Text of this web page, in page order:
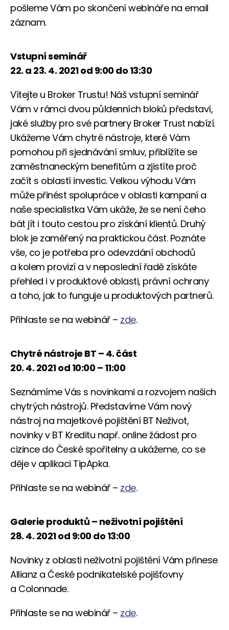
pošleme Vám po skončení webináře na email
záznam.
Vstupní seminář
22. a 23. 4. 2021 od 9:00 do 13:30
Vítejte u Broker Trustu! Náš vstupní seminář
Vám v rámci dvou půldenních bloků představí,
jaké služby pro své partnery Broker Trust nabízí.
Ukážeme Vám chytré nástroje, které Vám
pomohou při sjednávání smluv, přiblížíte se
zaměstnaneckým benefitům a zjistíte proč
začít s oblastí investic. Velkou výhodu Vám
může přinést spolupráce v oblasti kampaní a
naše specialistka Vám ukáže, že se není čeho
bát jít i touto cestou pro získání klientů. Druhý
blok je zaměřený na praktickou část. Poznáte
vše, co je potřeba pro odevzdání obchodů
a kolem provizí a v neposlední řadě získáte
přehled i v produktové oblasti, právní ochrany
a toho, jak to funguje u produktových partnerů.
Přihlaste se na webinář – zde.
Chytré nástroje BT – 4. část
20. 4. 2021 od 10:00 – 11:00
Seznámíme Vás s novinkami a rozvojem našich
chytrých nástrojů. Představíme Vám nový
nástroj na majetkové pojištění BT Neživot,
novinky v BT Kreditu např. online žádost pro
cizince do České spořitelny a ukážeme, co se
děje v aplikaci TipApka.
Přihlaste se na webinář – zde.
Galerie produktů – neživotní pojištění
28. 4. 2021 od 9:00 do 13:00
Novinky z oblasti neživotní pojištění Vám přinese
Allianz a České podnikatelské pojišťovny
a Colonnade.
Přihlaste se na webinář – zde.